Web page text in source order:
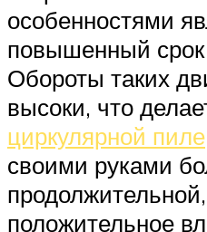
особенностями
повышенный
Обороты таких
высоки, что
циркулярной пиле
своими руками
положительное